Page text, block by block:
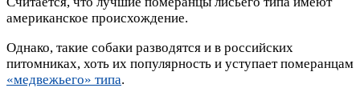
американское происхождение.
Однако, такие собаки разводятся и в российских
питомниках, хоть их популярность и уступает померанцам
«медвежьего» типа.